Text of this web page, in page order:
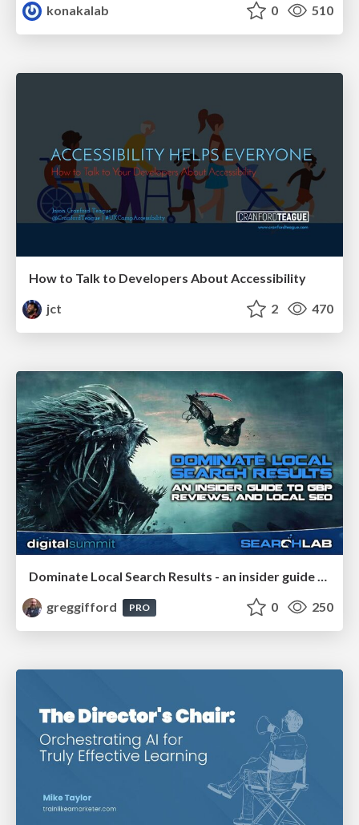
konakalab
0 510
How to Talk to Developers About Accessibility
jct
2 470
Dominate Local Search Results - an insider guide to GBP, reviews, and Local SEO
greggifford
PRO 0 250